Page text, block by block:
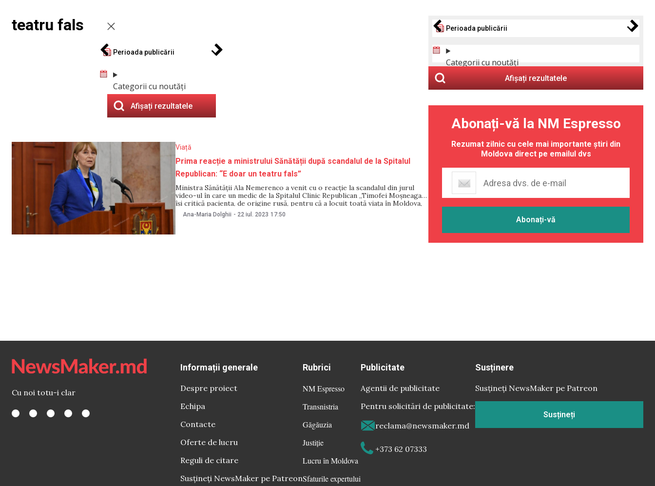
teatru fals
Perioada publicării
Categorii cu noutăți
Afișați rezultatele
Viață
Prima reacție a ministrului Sănătății după scandalul de la Spitalul
Republican: “E doar un teatru fals”
Ministra Sănătății Ala Nemerenco a venit cu o reacție la scandalul din jurul
video-ul în care un medic de la Spitalul Clinic Republican „Timofei Moșneaga”
își critică pacienta, de origine rusă, pentru că a locuit toată viața în Moldova,
însă nu cunoaște limba română. Oficiala a calificat situația drept un
Ana-Maria Dolghii - 22 iul. 2023 17:50
Perioada publicării
Categorii cu noutăți
Afișați rezultatele
Abonați-vă la NM Espresso
Rezumat zilnic cu cele mai importante știri din
Moldova direct pe emailul dvs
Cu noi totu-i clar
Informații generale
Despre proiect
Echipa
Contacte
Oferte de lucru
Reguli de citare
Susțineți NewsMaker pe Patreon
Rubrici
NM Espresso
Transnistria
Găgăuzia
Justiție
Lucru în Moldova
Sfaturile expertului
Publicitate
Agentii de publicitate
Pentru solicitări de publicitate:
reclama@newsmaker.md
+373 62 07333
Susținere
Susțineți NewsMaker pe Patreon
Susțineți